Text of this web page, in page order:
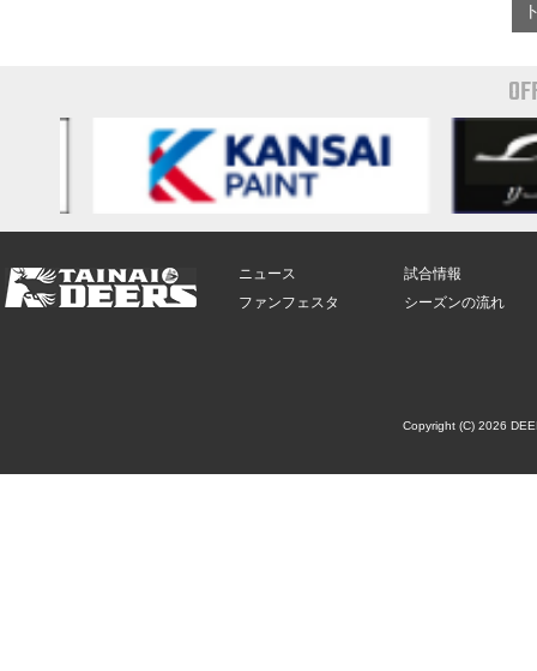
ニュース
ファンフェスタ
試合情報
シーズンの流れ
Copyright (C) 2026